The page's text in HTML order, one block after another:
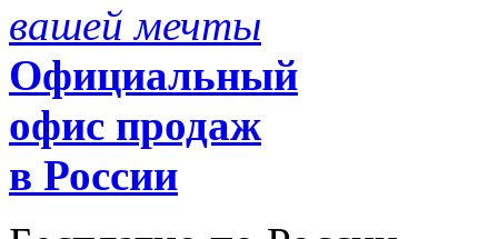
вашей мечты
Официальный
офис продаж
в России